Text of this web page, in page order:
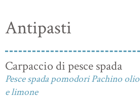
Antipasti
Carpaccio di pesce spada
Pesce spada pomodori Pachino olio
e limone